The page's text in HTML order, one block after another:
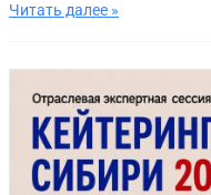
Читать далее »